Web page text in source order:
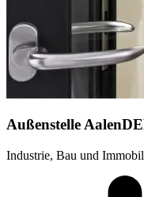
Außenstelle Aalen
Industrie, Bau und